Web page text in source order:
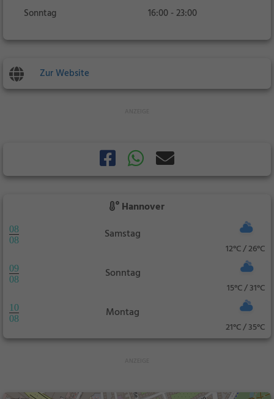
Sonntag
16:00 - 23:00
Zur Website
Hannover
08
08
Samstag
12°C / 26°C
09
08
Sonntag
15°C / 31°C
10
08
Montag
21°C / 35°C